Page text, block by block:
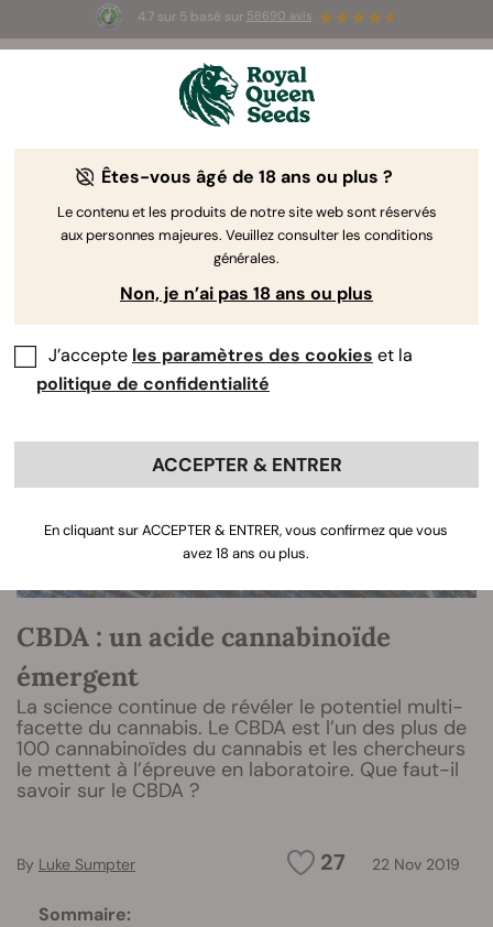
4.7 sur 5 basé sur 58690 avis
3 graines White Widow AutoGRATUITES pour les
The RQS Blog
Articles Cannabis Lifestyle
CBDA : un acide cannabinoïde
émergent
La science continue de révéler le potentiel multi-
facette du cannabis. Le CBDA est l’un des plus de
100 cannabinoïdes du cannabis et les chercheurs
le mettent à l’épreuve en laboratoire. Que faut-il
savoir sur le CBDA ?
27 22 Nov 2019
By Luke Sumpter
Sommaire:
Êtes-vous âgé de 18 ans ou plus ?
Le contenu et les produits de notre site web sont réservés
aux personnes majeures. Veuillez consulter les conditions
générales.
Non, je n’ai pas 18 ans ou plus
J’accepte les paramètres des cookies et la
politique de confidentialité
ACCEPTER & ENTRER
En cliquant sur ACCEPTER & ENTRER, vous confirmez que vous
avez 18 ans ou plus.